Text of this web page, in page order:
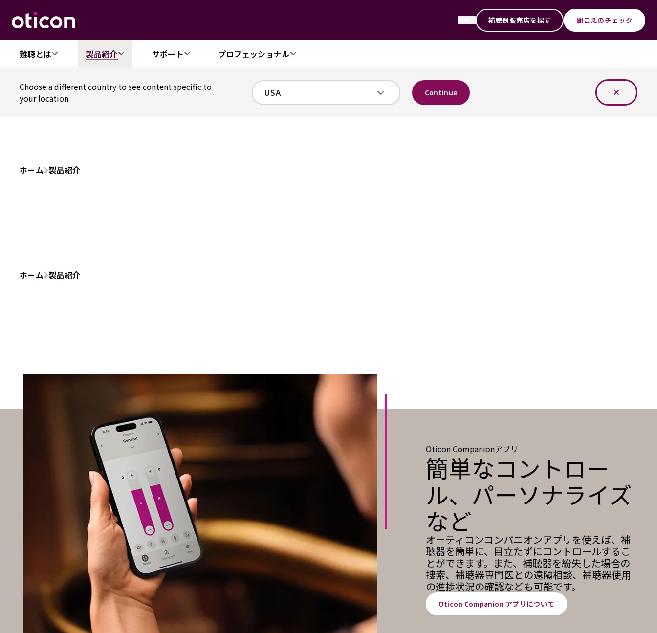
補聴器販売店を探す 聞こえのチェック
難聴とは 製品紹介 サポート プロフェッショナル
Choose a different country to see content specific to
your location
Continue
ホーム 製品紹介
ホーム 製品紹介
Oticon Companionアプリ
簡単なコントロー
ル、パーソナライズ
など
オーティコンコンパニオンアプリを使えば、補
聴器を簡単に、目立たずにコントロールするこ
とができます。また、補聴器を紛失した場合の
捜索、補聴器専門医との遠隔相談、補聴器使用
の進捗状況の確認なども可能です。
Oticon Companion アプリについて